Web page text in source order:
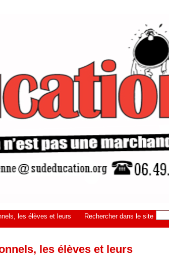
Rechercher dans le site
les élèves et leurs
les élèves et leurs